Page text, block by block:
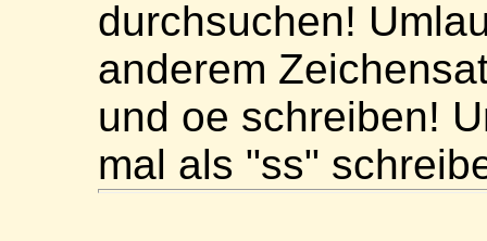
durchsuchen!
anderem
und oe schreiben!
mal als "ss"